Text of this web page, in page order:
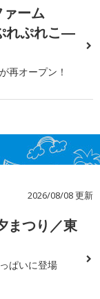
ーム
れぷれこ―
再オープン！
2026/08/08 更新
まつり／東
ぱいに登場